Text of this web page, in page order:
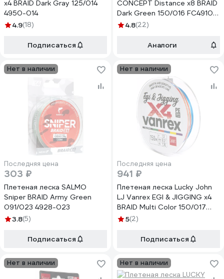
х4 BRAID Dark Gray 125/014
4950-014
4.9(18)
Подписаться
CONCEPT Distance х8 BRAID
Dark Green 150/016 FC4910-
0164.8(22)
Аналоги
Нет в наличии
Последняя цена
303 ₽
Плетеная леска SALMO
Sniper BRAID Army Green
091/023 4928-023
3.8(5)
Подписаться
Нет в наличии
Последняя цена
941 ₽
Плетеная леска Lucky John
LJ Vanrex EGI & JIGGING х4
BRAID Multi Color 150/017
LJ4108-017
5(2)
Подписаться
Нет в наличии Нет в наличии